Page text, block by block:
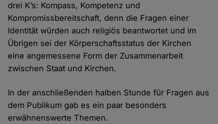
drei K’s: Kompass, Kompetenz und
Kompromissbereitschaft, denn die Fragen einer
Identität würden auch religiös beantwortet und im
Übrigen sei der Körperschaftsstatus der Kirchen
eine angemessene Form der Zusammenarbeit
zwischen Staat und Kirchen.
In der anschließenden halben Stunde für Fragen aus
dem Publikum gab es ein paar besonders
erwähnenswerte Themen.